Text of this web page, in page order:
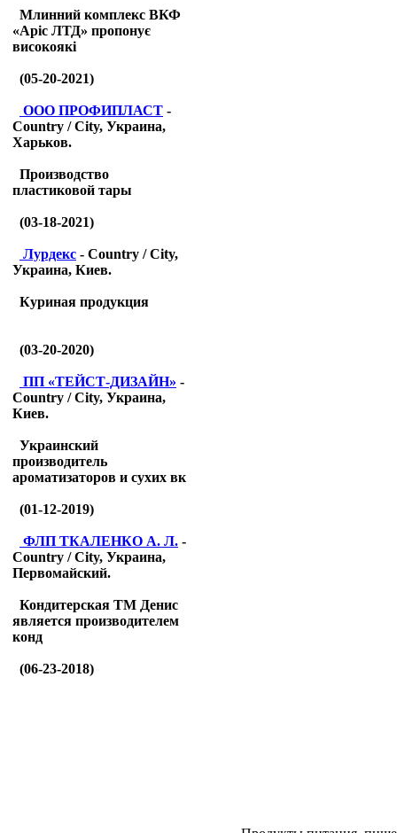
Млинний комплекс ВКФ
«Аріс ЛТД» пропонує
високоякі
(05-20-2021)
ООО ПРОФИПЛАСТ -
Country / City, Украина,
Харьков.
Производство
пластиковой тары
(03-18-2021)
Лурдекс - Country / City,
Украина, Киев.
Куриная продукция
(03-20-2020)
ПП «ТЕЙСТ-ДИЗАЙН» -
Country / City, Украина,
Киев.
Украинский
производитель
ароматизаторов и сухих вк
(01-12-2019)
ФЛП ТКАЛЕНКО А. Л. -
Country / City, Украина,
Первомайский.
Кондитерская ТМ Денис
является производителем
конд
(06-23-2018)